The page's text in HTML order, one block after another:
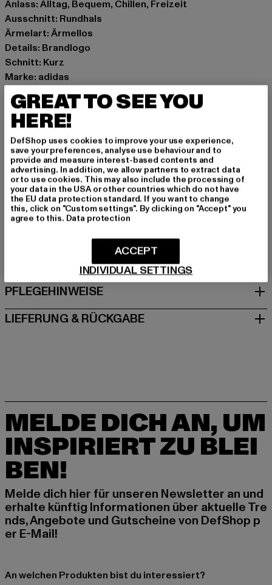
Anlass: Alltag, Bequem, Chillen, Freizeit
Ausschnitt: Rundhals
Ärmelart: Ärmellos
Details: Brandlogo
Schnitt: Kurz
Marke: adidas
Kat.: Tanks & Camis
Farbe: gelb
Hersteller Farbe: AE6E
Materialzusammensetzung: 45% Viskose, 45%
Baumwolle, 10% Elasthan
Art.Nr: H06614-05527
Hersteller: Adidas AG |
serviceinfo@onlineshop.adidas.com
Adi-Dassler-Straße 1 | 91074 Herzogenaurach | DE
GRÖSSE & PASSFORM
PFLEGEHINWEISE
LIEFERUNG & RÜCKGABE
MELDE DICH AN, UM
INSPIRIERT ZU BLEI
BEN!
Melde dich hier für unseren Newsletter an und
erhalte künftig Informationen über aktuelle Tre
nds, Angebote und Gutscheine von DefShop p
er E-Mail!
An welchen Produkten bist du interessiert?
GREAT TO SEE YOU
HERE!
DefShop uses cookies to improve your use experience,
save your preferences, analyse use behaviour and to
provide and measure interest-based contents and
advertising. In addition, we allow partners to extract data
or to use cookies. This may also include the processing of
your data in the USA or other countries which do not have
the EU data protection standard. If you want to change
this, click on "Custom settings". By clicking on "Accept" you
agree to this. Data protection
INDIVIDUAL SETTINGS
ACCEPT